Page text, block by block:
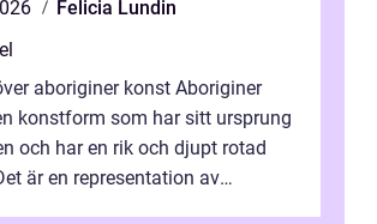
Felicia Lundin
aboriginer konst Aboriginer
konstform som har sitt ursprung
och har en rik och djupt rotad
är en representation av